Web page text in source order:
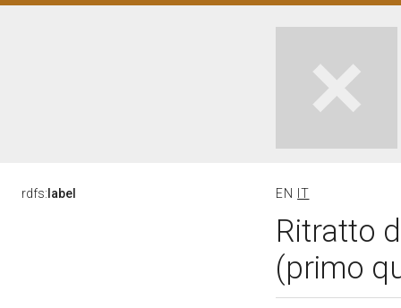
rdfs: label EN IT
Ritratto
(primo